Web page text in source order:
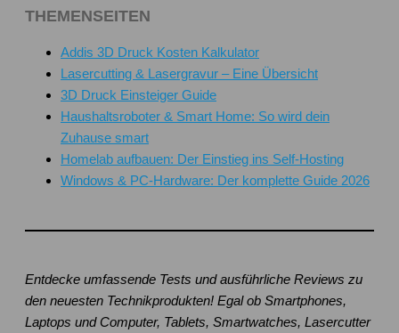
THEMENSEITEN
Addis 3D Druck Kosten Kalkulator
Lasercutting & Lasergravur – Eine Übersicht
3D Druck Einsteiger Guide
Haushaltsroboter & Smart Home: So wird dein
Zuhause smart
Homelab aufbauen: Der Einstieg ins Self-Hosting
Windows & PC-Hardware: Der komplette Guide 2026
Entdecke umfassende Tests und ausführliche Reviews zu
den neuesten Technikprodukten! Egal ob Smartphones,
Laptops und Computer, Tablets, Smartwatches, Lasercutter